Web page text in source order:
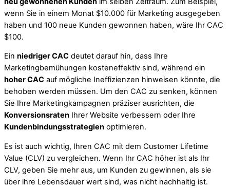
wenn Sie in einem Monat $10.000 für Marketing ausgegeben
haben und 100 neue Kunden gewonnen haben, wäre Ihr CAC
$100.
Ein niedriger CAC deutet darauf hin, dass Ihre
Marketingbemühungen kosteneffektiv sind, während ein
hoher CAC auf mögliche Ineffizienzen hinweisen könnte, die
behoben werden müssen. Um den CAC zu senken, können
Sie Ihre Marketingkampagnen präziser ausrichten, die
Konversionsraten Ihrer Website verbessern oder Ihre
Kundenbindungsstrategien optimieren.
Es ist auch wichtig, Ihren CAC mit dem Customer Lifetime
Value (CLV) zu vergleichen. Wenn Ihr CAC höher ist als Ihr
CLV, geben Sie mehr aus, um Kunden zu gewinnen, als sie
über ihre Lebensdauer wert sind, was nicht nachhaltig ist.